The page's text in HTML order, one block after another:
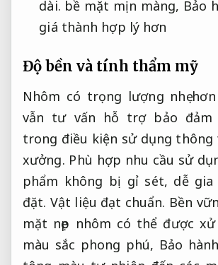
dài. bề mặt mịn màng, Bảo
giá thành hợp lý hơn
Độ bền và tính thẩm mỹ
Nhôm có trọng lượng nhẹ
vẫn tư vấn hỗ trợ bảo
trong điều kiện sử dụng thông
xưởng. Phù hợp nhu cầu sử
phẩm không bị gỉ sét, dễ gia
đặt. Vật liệu đạt chuẩn. Bền
mặt nẹp nhôm có thể được
màu sắc phong phú, Bảo